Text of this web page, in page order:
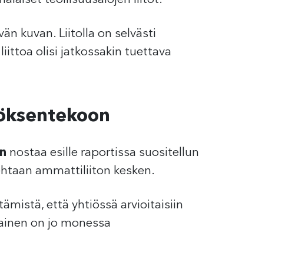
kuvan. Liitolla on selvästi
olisi jatkossakin tuettava
nostaa esille raportissa suositellun
ammattiliiton kesken.
että yhtiössä arvioitaisiin
on jo monessa